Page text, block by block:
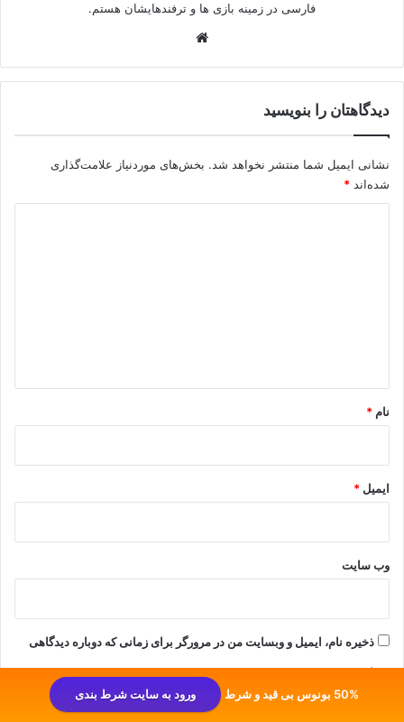
فارسی در زمینه بازی ها و ترفندهایشان هستم.
دیدگاهتان را بنویسید
نشانی ایمیل شما منتشر نخواهد شد. بخش‌های موردنیاز علامت‌گذاری
شده‌اند *
نام *
ایمیل *
وب‌ سایت
ذخیره نام، ایمیل و وبسایت من در مرورگر برای زمانی که دوباره دیدگاهی
می‌نویسم.
50% بونوس بی قید و شرط
ورود به سایت شرط بندی